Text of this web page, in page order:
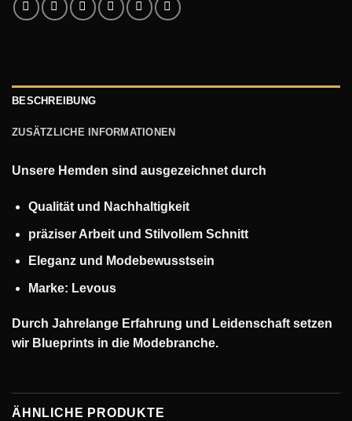
BESCHREIBUNG
ZUSÄTZLICHE INFORMATIONEN
Unsere Hemden sind ausgezeichnet durch
Qualität und Nachhaltigkeit
präziser Arbeit und Stilvollem Schnitt
Eleganz und Modebewusstsein
Marke: Levous
Durch Jahrelange Erfahrung und Leidenschaft setzen
wir Blueprints in die Modebranche.
ÄHNLICHE PRODUKTE